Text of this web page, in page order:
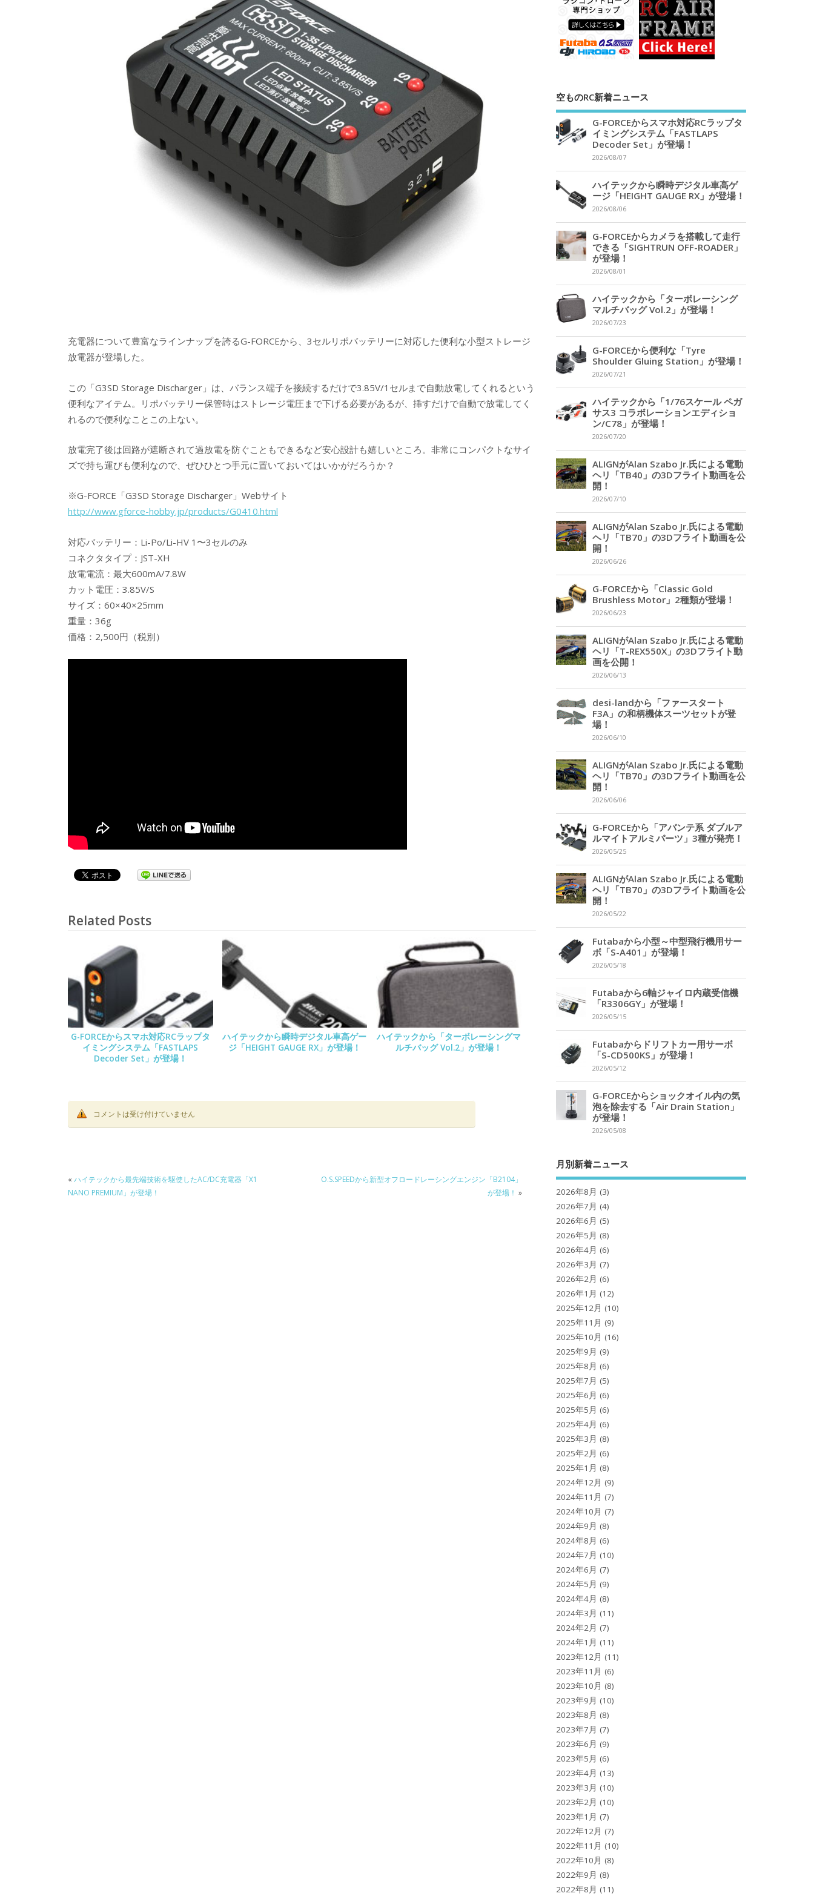
充電器について豊富なラインナップを誇るG-FORCEから、3セルリポバッテリーに対応した便利な小型ストレージ
放電器が登場した。
この「G3SD Storage Discharger」は、バランス端子を接続するだけで3.85V/1セルまで自動放電してくれるという
便利なアイテム。リポバッテリー保管時はストレージ電圧まで下げる必要があるが、挿すだけで自動で放電してく
れるので便利なことこの上ない。
放電完了後は回路が遮断されて過放電を防ぐこともできるなど安心設計も嬉しいところ。非常にコンパクトなサイ
ズで持ち運びも便利なので、ぜひひとつ手元に置いておいてはいかがだろうか？
※G-FORCE「G3SD Storage Discharger」Webサイト
http://www.gforce-hobby.jp/products/G0410.html
対応バッテリー：Li-Po/Li-HV 1〜3セルのみ
コネクタタイプ：JST-XH
放電電流：最大600mA/7.8W
カット電圧：3.85V/S
サイズ：60×40×25mm
重量：36g
価格：2,500円（税別）
Related Posts
G-FORCEからスマホ対応RCラップタ
イミングシステム「FASTLAPS
Decoder Set」が登場！
ハイテックから瞬時デジタル車高ゲー
ジ「HEIGHT GAUGE RX」が登場！
ハイテックから「ターボレーシングマ
ルチバッグ Vol.2」が登場！
コメントは受け付けていません
« ハイテックから最先端技術を駆使したAC/DC充電器「X1
NANO PREMIUM」が登場！
O.S.SPEEDから新型オフロードレーシングエンジン「B2104」
が登場！ »
空ものRC新着ニュース
G-FORCEからスマホ対応RCラップタ
イミングシステム「FASTLAPS
Decoder Set」が登場！
2026/08/07
ハイテックから瞬時デジタル車高ゲ
ージ「HEIGHT GAUGE RX」が登場！
2026/08/06
G-FORCEからカメラを搭載して走行
できる「SIGHTRUN OFF-ROADER」
が登場！
2026/08/01
ハイテックから「ターボレーシング
マルチバッグ Vol.2」が登場！
2026/07/23
G-FORCEから便利な「Tyre
Shoulder Gluing Station」が登場！
2026/07/21
ハイテックから「1/76スケール ペガ
サス3 コラボレーションエディショ
ン/C78」が登場！
2026/07/20
ALIGNがAlan Szabo Jr.氏による電動
ヘリ「TB40」の3Dフライト動画を公
開！
2026/07/10
ALIGNがAlan Szabo Jr.氏による電動
ヘリ「TB70」の3Dフライト動画を公
開！
2026/06/26
G-FORCEから「Classic Gold
Brushless Motor」2種類が登場！
2026/06/23
ALIGNがAlan Szabo Jr.氏による電動
ヘリ「T-REX550X」の3Dフライト動
画を公開！
2026/06/13
desi-landから「ファースタート
F3A」の和柄機体スーツセットが登
場！
2026/06/10
ALIGNがAlan Szabo Jr.氏による電動
ヘリ「TB70」の3Dフライト動画を公
開！
2026/06/06
G-FORCEから「アバンテ系 ダブルア
ルマイトアルミパーツ」3種が発売！
2026/05/25
ALIGNがAlan Szabo Jr.氏による電動
ヘリ「TB70」の3Dフライト動画を公
開！
2026/05/22
Futabaから小型～中型飛行機用サー
ボ「S-A401」が登場！
2026/05/18
Futabaから6軸ジャイロ内蔵受信機
「R3306GY」が登場！
2026/05/15
Futabaからドリフトカー用サーボ
「S-CD500KS」が登場！
2026/05/12
G-FORCEからショックオイル内の気
泡を除去する「Air Drain Station」
が登場！
2026/05/08
月別新着ニュース
2026年8月 (3)
2026年7月 (4)
2026年6月 (5)
2026年5月 (8)
2026年4月 (6)
2026年3月 (7)
2026年2月 (6)
2026年1月 (12)
2025年12月 (10)
2025年11月 (9)
2025年10月 (16)
2025年9月 (9)
2025年8月 (6)
2025年7月 (5)
2025年6月 (6)
2025年5月 (6)
2025年4月 (6)
2025年3月 (8)
2025年2月 (6)
2025年1月 (8)
2024年12月 (9)
2024年11月 (7)
2024年10月 (7)
2024年9月 (8)
2024年8月 (6)
2024年7月 (10)
2024年6月 (7)
2024年5月 (9)
2024年4月 (8)
2024年3月 (11)
2024年2月 (7)
2024年1月 (11)
2023年12月 (11)
2023年11月 (6)
2023年10月 (8)
2023年9月 (10)
2023年8月 (8)
2023年7月 (7)
2023年6月 (9)
2023年5月 (6)
2023年4月 (13)
2023年3月 (10)
2023年2月 (10)
2023年1月 (7)
2022年12月 (7)
2022年11月 (10)
2022年10月 (8)
2022年9月 (8)
2022年8月 (11)